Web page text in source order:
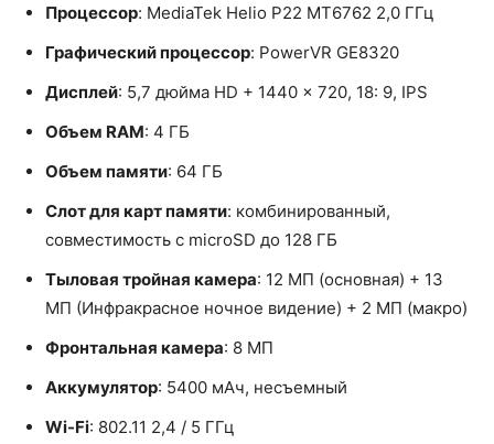
Процессор: MediaTek Helio P22 MT6762 2,0 ГГц
Графический процессор: PowerVR GE8320
Дисплей: 5,7 дюйма HD + 1440 x 720, 18: 9, IPS
Объем RAM: 4 ГБ
Объем памяти: 64 ГБ
Слот для карт памяти: комбинированный,
совместимость с microSD до 128 ГБ
Тыловая тройная камера: 12 МП (основная) + 13
МП (Инфракрасное ночное видение) + 2 МП (макро)
Фронтальная камера: 8 МП
Аккумулятор: 5400 мАч, несъемный
Wi-Fi: 802.11 2,4 / 5 ГГц